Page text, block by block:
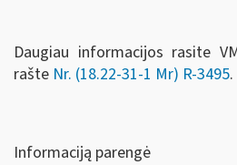
Daugiau informacijos rasite
rašte Nr. (18.22-31-1 Mr) R-3495.
Informaciją parengė